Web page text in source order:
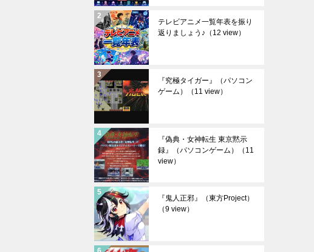
テレビアニメ一覧年表を振り
返りましょう♪ （12 view）
『究極タイガー』（パソコン
ゲーム）
（11 view）
『偽典・女神転生 東京黙示
録』（パソコンゲーム）
（11
view）
『鬼人正邪』（東方Project）
（9 view）